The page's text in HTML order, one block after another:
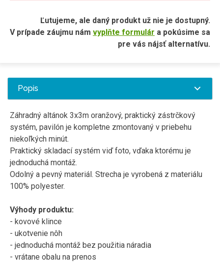
Ľutujeme, ale daný produkt už nie je dostupný.
V prípade záujmu nám vyplňte formulár a pokúsime sa
pre vás nájsť alternatívu.
Popis
Záhradný altánok 3x3m oranžový, praktický zástrčkový
systém, pavilón je kompletne zmontovaný v priebehu
niekoľkých minút.
Praktický skladací systém viď foto, vďaka ktorému je
jednoduchá montáž.
Odolný a pevný materiál. Strecha je vyrobená z materiálu
100% polyester.
Výhody produktu:
- kovové klince
- ukotvenie nôh
- jednoduchá montáž bez použitia náradia
- vrátane obalu na prenos